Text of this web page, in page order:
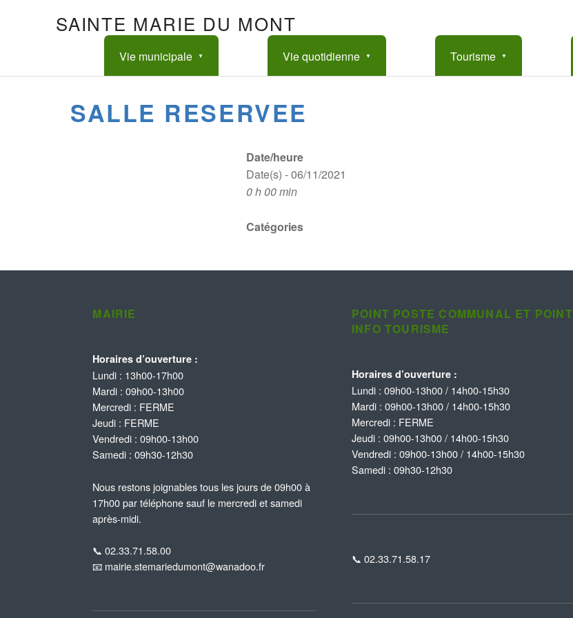
SAINTE MARIE DU MONT
Vie municipale Vie quotidienne Tourisme
SALLE RESERVEE
Date/heure
Date(s) - 06/11/2021
0 h 00 min
Catégories
Skip back to main navigation
MAIRIE
Horaires d’ouverture :
Lundi : 13h00-17h00
Mardi : 09h00-13h00
Mercredi : FERME
Jeudi : FERME
Vendredi : 09h00-13h00
Samedi : 09h30-12h30
Nous restons joignables tous les jours de 09h00 à
17h00 par téléphone sauf le mercredi et samedi
après-midi.
📞 02.33.71.58.00
📧 mairie.stemariedumont@wanadoo.fr
POINT POSTE COMMUNAL ET POINT
INFO TOURISME
Horaires d’ouverture :
Lundi : 09h00-13h00 / 14h00-15h30
Mardi : 09h00-13h00 / 14h00-15h30
Mercredi : FERME
Jeudi : 09h00-13h00 / 14h00-15h30
Vendredi : 09h00-13h00 / 14h00-15h30
Samedi : 09h30-12h30
📞 02.33.71.58.17